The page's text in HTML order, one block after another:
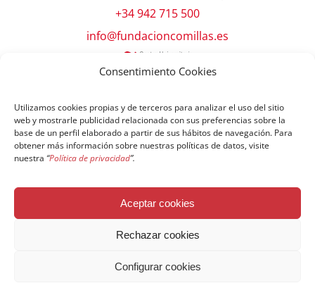
Consentimiento Cookies
Utilizamos cookies propias y de terceros para analizar el uso del sitio
web y mostrarle publicidad relacionada con sus preferencias sobre la
base de un perfil elaborado a partir de sus hábitos de navegación. Para
obtener más información sobre nuestras políticas de datos, visite
nuestra “Política de privacidad”.
Aceptar cookies
Rechazar cookies
Configurar cookies
+34 942 715 500
info@fundacioncomillas.es
© Copyright Fundación Comillas
Política de cookies
Política de privacidad
Aviso legal